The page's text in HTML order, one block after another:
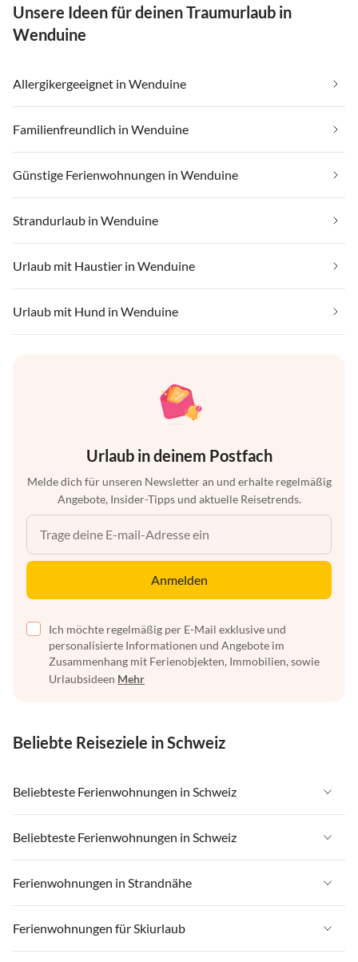
Unsere Ideen für deinen Traumurlaub in
Wenduine
Allergikergeeignet in Wenduine
Familienfreundlich in Wenduine
Günstige Ferienwohnungen in Wenduine
Strandurlaub in Wenduine
Urlaub mit Haustier in Wenduine
Urlaub mit Hund in Wenduine
Urlaub in deinem Postfach
Melde dich für unseren Newsletter an und erhalte regelmäßig
Angebote, Insider-Tipps und aktuelle Reisetrends.
Anmelden
Ich möchte regelmäßig per E-Mail exklusive und
personalisierte Informationen und Angebote im
Zusammenhang mit Ferienobjekten, Immobilien, sowie
Urlaubsideen Mehr
Beliebte Reiseziele in Schweiz
Beliebteste Ferienwohnungen in Schweiz
Ferienwohnungen in Schweiz
Ferienwohnungen in Wallis
Ferienwohnungen in Saas-Fee / Saastal
Ferienwohnungen in Lago Maggiore
Beliebteste Ferienwohnungen in Schweiz
Ferienwohnungen in Schweiz
Ferienwohnungen in Wallis
Ferienwohnungen in Saas-Fee / Saastal
Ferienwohnungen in Strandnähe
Ferienwohnungen in Strandnähe in Schweiz
Ferienwohnungen in Strandnähe in Tessin
Ferienwohnungen für Skiurlaub